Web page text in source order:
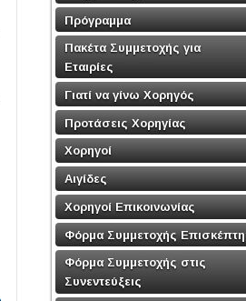
Πρόγραμμα
Πακέτα Συμμετοχής για
Εταιρίες
Γιατί να γίνω Χορηγός
Προτάσεις Χορηγίας
Χορηγοί
Αιγίδες
Χορηγοί Επικοινωνίας
Φόρμα Συμμετοχής Επισκέπτη
Φόρμα Συμμετοχής στις
Συνεντεύξεις